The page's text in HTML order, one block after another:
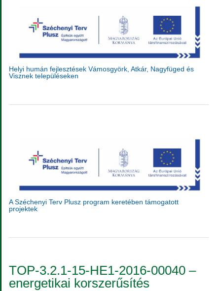
Helyi humán fejlesztések Vámosgyörk, Atkár, Nagyfüged és
Visznek településeken
A Széchenyi Terv Plusz program keretében támogatott
projektek
TOP-3.2.1-15-HE1-2016-00040 –
energetikai korszerűsítés